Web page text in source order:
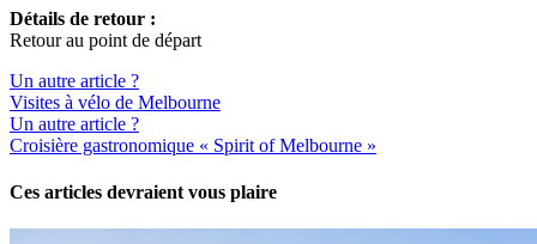
Détails de retour :
Retour au point de départ
Un autre article ?
Visites à vélo de Melbourne
Un autre article ?
Croisière gastronomique « Spirit of Melbourne »
Ces articles devraient vous plaire